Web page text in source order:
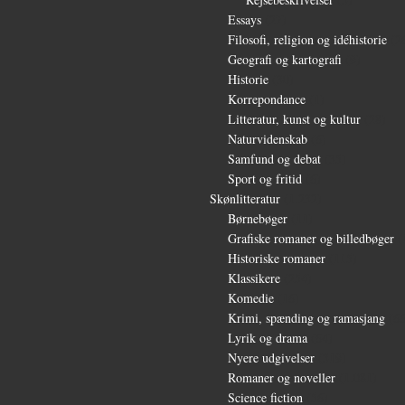
Essays
Filosofi, religion og idéhistorie
Geografi og kartografi
Historie
Korrepondance
Litteratur, kunst og kultur
Naturvidenskab
Samfund og debat
Sport og fritid
Skønlitteratur
Børnebøger
Grafiske romaner og billedbøger
Historiske romaner
Klassikere
Komedie
Krimi, spænding og ramasjang
Lyrik og drama
Nyere udgivelser
Romaner og noveller
Science fiction